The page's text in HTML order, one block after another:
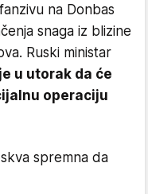
na Donbas
snaga iz blizine
Ruski ministar
u utorak da će
operaciju
spremna da